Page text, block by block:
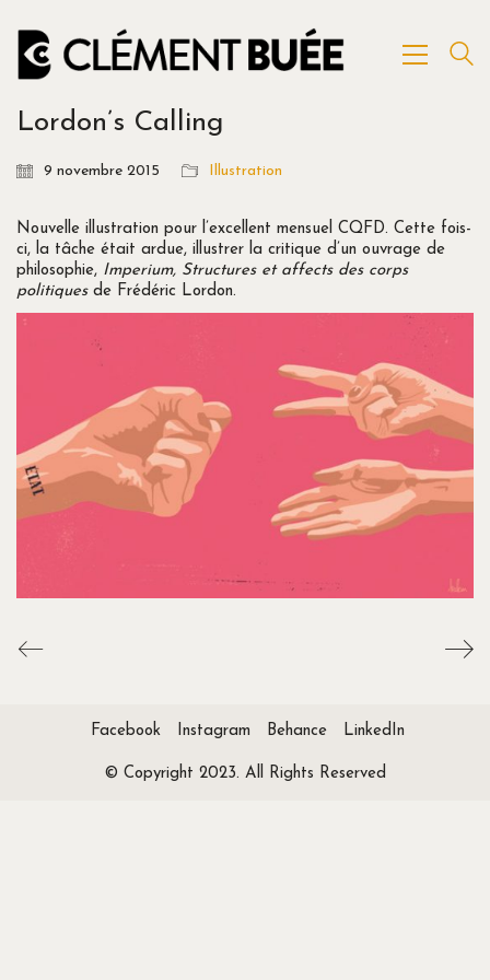
Lordon’s Calling
9 novembre 2015 Illustration
Nouvelle illustration pour l’excellent mensuel CQFD. Cette fois-
ci, la tâche était ardue, illustrer la critique d’un ouvrage de
philosophie, Imperium, Structures et affects des corps
politiquesde Frédéric Lordon.
Facebook Instagram Behance LinkedIn
© Copyright 2023. All Rights Reserved